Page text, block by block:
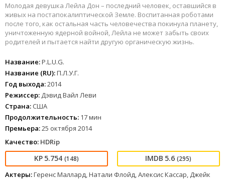
Молодая девушка Лейла Дон – последний человек, оставшийся в
живых на постапокалиптической Земле. Воспитанная роботами
после того, как остальная часть человечества покинула планету,
уничтоженную ядерной войной, Лейла не может забыть своих
родителей и пытается найти другую органическую жизнь.
Название:P.L.U.G.
Название (RU):П.Л.У.Г.
Год выхода:2014
Режиссер: Дэвид Вайл Леви
Страна: США
Продолжительность: 17 мин
Премьера:25 октября 2014
Качество: HDRip
5.754 (148) 5.6 (295)
Актеры:Геренс Маллард, Натали Флойд, Алексис Кассар, Джейк